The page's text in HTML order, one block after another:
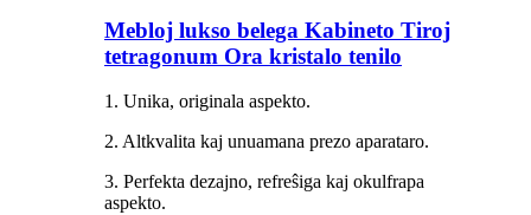
Mebloj lukso belega Kabineto Tiroj
tetragonum Ora kristalo tenilo
1. Unika, originala aspekto.
2. Altkvalita kaj unuamana prezo aparataro.
3. Perfekta dezajno, refreŝiga kaj okulfrapa
aspekto.